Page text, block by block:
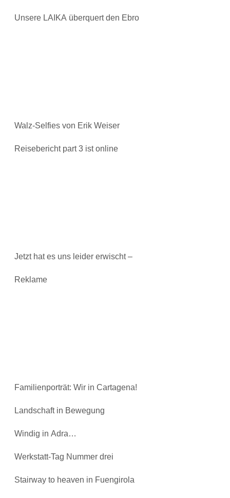
Unsere LAIKA überquert den Ebro
Walz-Selfies von Erik Weiser
Reisebericht part 3 ist online
Jetzt hat es uns leider erwischt –
Reklame
Familienporträt: Wir in Cartagena!
Landschaft in Bewegung
Windig in Adra…
Werkstatt-Tag Nummer drei
Stairway to heaven in Fuengirola